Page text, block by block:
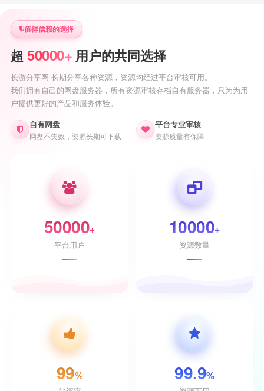
值得信赖的选择
超 50000+ 用户的共同选择
长游分享网 长期分享各种资源，资源均经过平台审核可用。
我们拥有自己的网盘服务器，所有资源审核存档自有服务器，只为为用
户提供更好的产品和服务体验。
自有网盘
网盘不失效，资源长期可下载
平台专业审核
资源质量有保障
50000+
平台用户
10000+
资源数量
99% 99.9%